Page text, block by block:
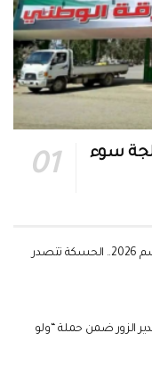
سوء
قفزة في إنتاج القمح السوري خلال موسم 2026.. الحسكة تتصدر
بدير الزور ضمن حملة “ولو